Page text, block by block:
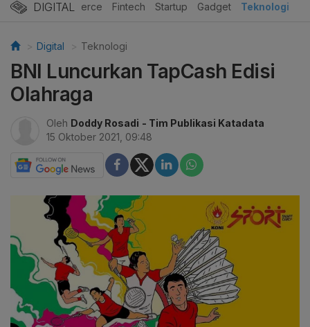
DIGITAL
E-commerce Fintech Startup Gadget Teknologi
Digital Teknologi
BNI Luncurkan TapCash Edisi
Olahraga
Oleh Doddy Rosadi - Tim Publikasi Katadata
15 Oktober 2021, 09:48